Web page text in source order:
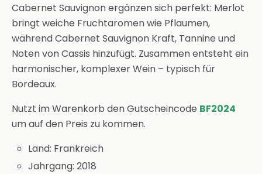
Cabernet Sauvignon ergänzen sich perfekt: Merlot
bringt weiche Fruchtaromen wie Pflaumen,
während Cabernet Sauvignon Kraft, Tannine und
Noten von Cassis hinzufügt. Zusammen entsteht ein
harmonischer, komplexer Wein – typisch für
Bordeaux.
Nutzt im Warenkorb den Gutscheincode BF2024
um auf den Preis zu kommen.
Land: Frankreich
Jahrgang: 2018